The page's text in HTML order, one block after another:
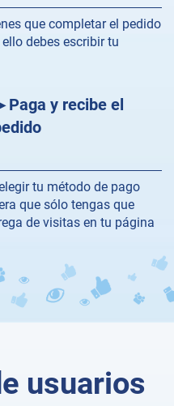
que completar el pedido
debes escribir tu
Paga y recibe el
tu método de pago
que sólo tengas que
de visitas en tu página
usuarios